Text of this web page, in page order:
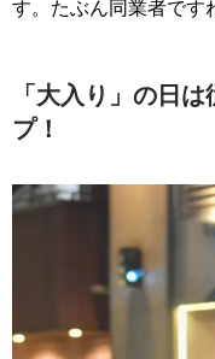
す。たぶん同業者です
「大入り」の日
プ！